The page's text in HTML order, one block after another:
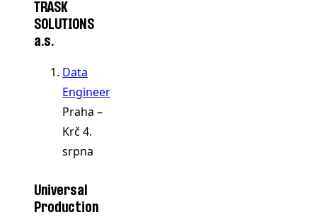
TRASK
SOLUTIONS
a.s.
Data
Engineer
Praha –
Krč 4.
srpna
Universal
Production